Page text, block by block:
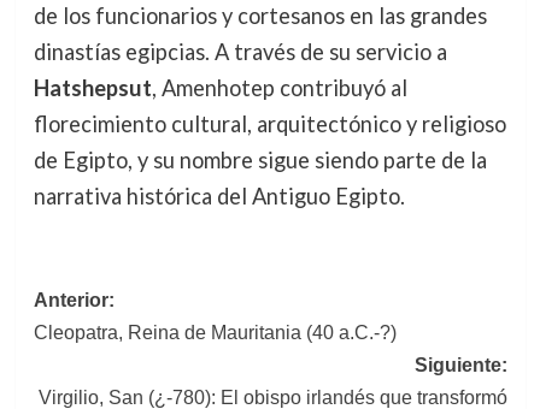
de los funcionarios y cortesanos en las grandes
dinastías egipcias. A través de su servicio a
Hatshepsut, Amenhotep contribuyó al
florecimiento cultural, arquitectónico y religioso
de Egipto, y su nombre sigue siendo parte de la
narrativa histórica del Antiguo Egipto.
Navegación
de
entradas
Anterior:
Cleopatra, Reina de Mauritania (40 a.C.-?)
Siguiente:
Virgilio, San (¿-780): El obispo irlandés que transformó